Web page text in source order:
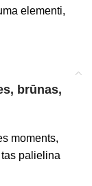
elementi,
brūnas,
moments,
palielina